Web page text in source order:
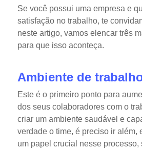
Se você possui uma empresa e
satisfação no trabalho, te
neste artigo, vamos elencar três
para que isso aconteça.
Ambiente de
Este é o primeiro ponto para
dos seus colaboradores com o
criar um ambiente saudável e
verdade o time, é preciso ir além,
um papel crucial nesse processo,